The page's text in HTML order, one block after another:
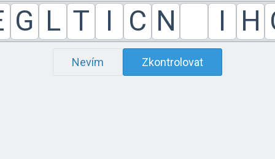
G L T I C N I H
Nevím Zkontrolovat